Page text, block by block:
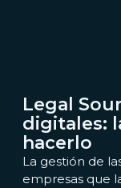
Legal
digitales:
hacerlo
La gestión de
empresas que